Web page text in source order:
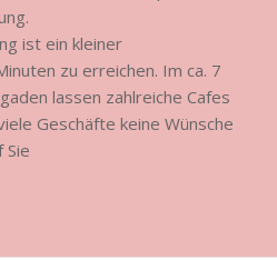
ist ein kleiner
zu erreichen. Im ca. 7
lassen zahlreiche Cafes
Geschäfte keine Wünsche
Sie